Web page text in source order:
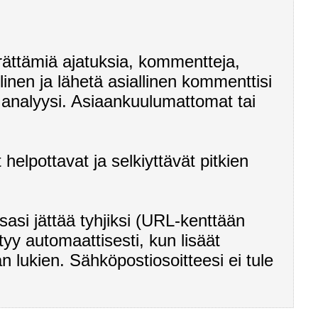
ajatuksia, kommentteja,
ja lähetä asiallinen kommenttisi
Asiaankuulumattomat tai
ja selkiyttävät pitkien
jättää tyhjiksi (URL-kenttään
automaattisesti, kun lisäät
lukien. Sähköpostiosoitteesi ei tule